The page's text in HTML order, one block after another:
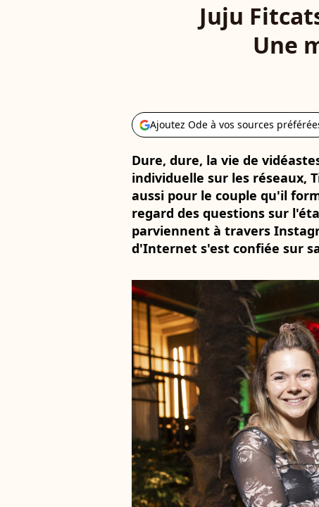
Juju
Une
Ajoutez Ode à vos sources
Dure, dure, la vie de
individuelle sur les réseaux,
aussi pour le couple qu'il
regard des questions sur
parviennent à travers
d'Internet s'est confiée sur